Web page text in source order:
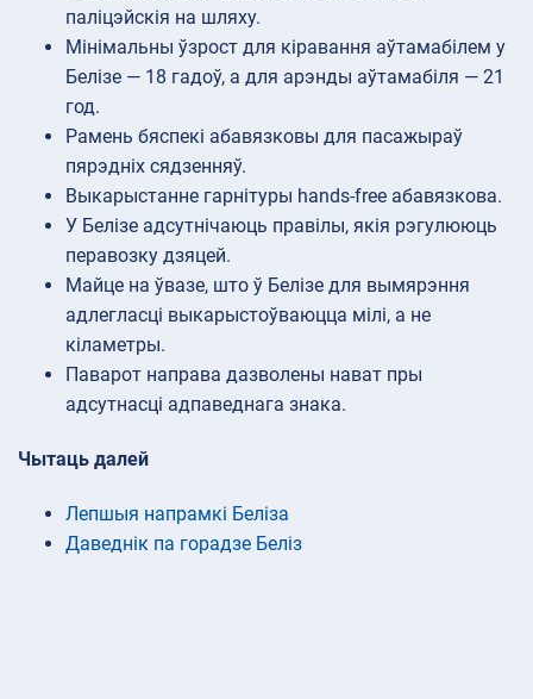
паліцэйскія на шляху.
Мінімальны ўзрост для кіравання аўтамабілем у
Белізе — 18 гадоў, а для арэнды аўтамабіля — 21
год.
Рамень бяспекі абавязковы для пасажыраў
пярэдніх сядзенняў.
Выкарыстанне гарнітуры hands-free абавязкова.
У Белізе адсутнічаюць правілы, якія рэгулююць
перавозку дзяцей.
Майце на ўвазе, што ў Белізе для вымярэння
адлегласці выкарыстоўваюцца мілі, а не
кіламетры.
Паварот направа дазволены нават пры
адсутнасці адпаведнага знака.
Чытаць далей
Лепшыя напрамкі Беліза
Даведнік па горадзе Беліз